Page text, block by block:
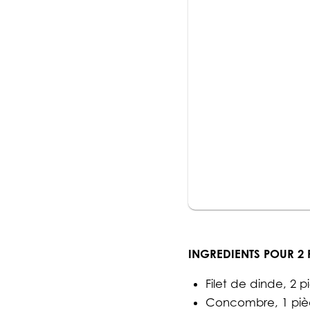
INGREDIENTS POUR 2
Filet de dinde, 2
Concombre, 1